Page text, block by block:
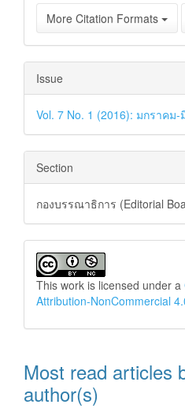
More Citation Formats
Issue
Vol. 7 No. 1 (2016): มกราคม
Section
กองบรรณาธิการ (Editorial
This work is licensed under a
Attribution-NonCommercial
Most read articles
author(s)